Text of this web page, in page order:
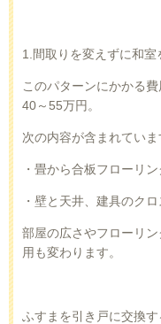
1. 間取りを変えずに和室
このパターンにかかる
40～ 55万円。
次の内容が含まれていま
・畳から合板フローリ
・壁と天井、建具のクロ
部屋の広さやフローリ
用も変わります。
ふすまを引き戸に交換